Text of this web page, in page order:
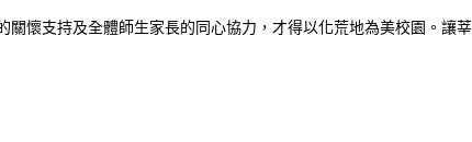
懷支持及全體師生家長的同心協力，才得以化荒地為美校園。讓莘